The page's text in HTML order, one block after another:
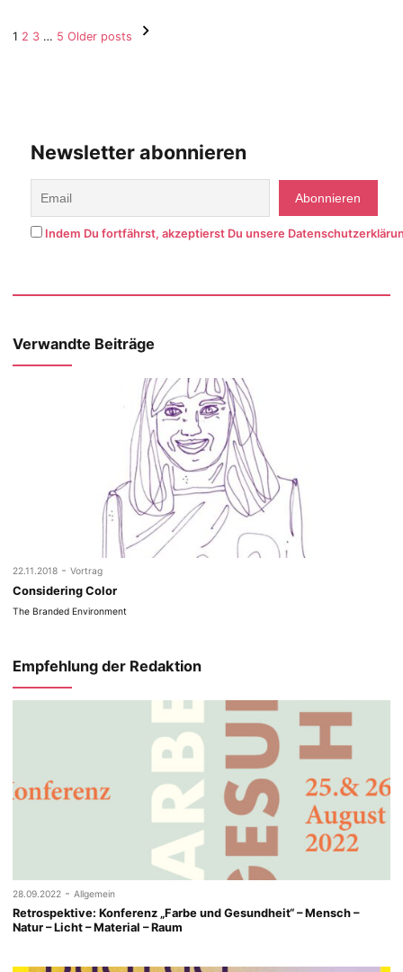
Seitennummerierung
1 2 3 … 5 Older posts
Newsletter abonnieren
Indem Du fortfährst, akzeptierst Du unsere
Verwandte Beiträge
22.11.2018 - Vortrag
Considering Color
The Branded Environment
Empfehlung der Redaktion
28.09.2022 - Allgemein
Retrospektive: Konferenz „Farbe und Gesundheit“ – Mensch –
Natur – Licht – Material – Raum